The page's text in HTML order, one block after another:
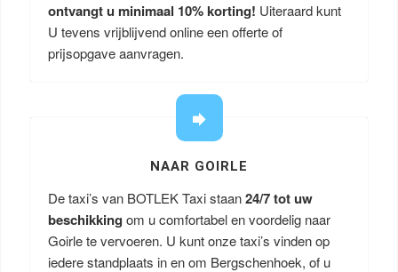
ontvangt u minimaal 10% korting! Uiteraard kunt
U tevens vrijblijvend online een offerte of
prijsopgave aanvragen.
NAAR GOIRLE
De taxi’s van BOTLEK Taxi staan24/7 tot uw
beschikking om u comfortabel en voordelig naar
Goirle te vervoeren. U kunt onze taxi’s vinden op
iedere standplaats in en om Bergschenhoek, of u